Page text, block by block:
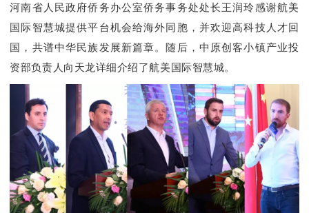
河南省人民政府侨务办公室侨务事务处处长王润玲感谢航美
国际智慧城提供平台机会给海外同胞，并欢迎高科技人才回
国，共谱中华民族发展新篇章。随后，中原创客小镇产业投
资部负责人向天龙详细介绍了航美国际智慧城。